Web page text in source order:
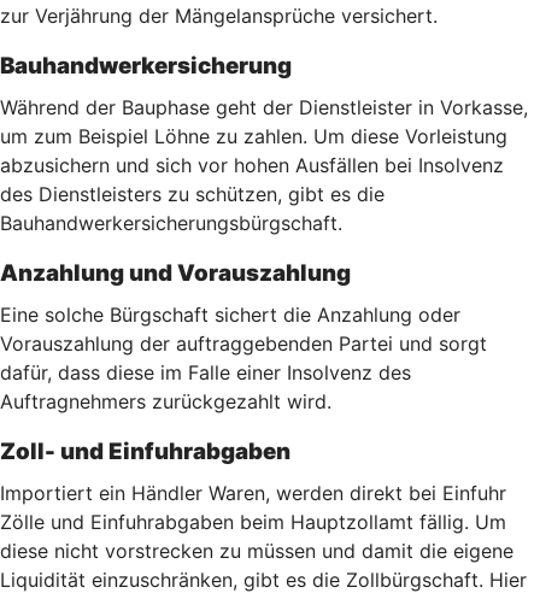
zur Verjährung der Mängelansprüche versichert.
Bauhandwerkersicherung
Während der Bauphase geht der Dienstleister in Vorkasse,
um zum Beispiel Löhne zu zahlen. Um diese Vorleistung
abzusichern und sich vor hohen Ausfällen bei Insolvenz
des Dienstleisters zu schützen, gibt es die
Bauhandwerkersicherungsbürgschaft.
Anzahlung und Vorauszahlung
Eine solche Bürgschaft sichert die Anzahlung oder
Vorauszahlung der auftraggebenden Partei und sorgt
dafür, dass diese im Falle einer Insolvenz des
Auftragnehmers zurückgezahlt wird.
Zoll- und Einfuhrabgaben
Importiert ein Händler Waren, werden direkt bei Einfuhr
Zölle und Einfuhrabgaben beim Hauptzollamt fällig. Um
diese nicht vorstrecken zu müssen und damit die eigene
Liquidität einzuschränken, gibt es die Zollbürgschaft. Hier